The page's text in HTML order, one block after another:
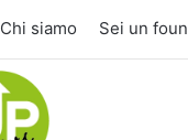
Chi siamo Sei un